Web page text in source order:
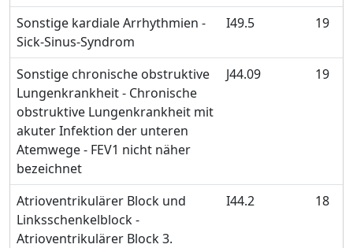
Sonstige kardiale Arrhythmien -
Sick-Sinus-Syndrom
I49.5 19
Sonstige chronische obstruktive
Lungenkrankheit - Chronische
obstruktive Lungenkrankheit mit
akuter Infektion der unteren
Atemwege - FEV1 nicht näher
bezeichnet
J44.09 19
Atrioventrikulärer Block und
Linksschenkelblock -
Atrioventrikulärer Block 3.
I44.2 18